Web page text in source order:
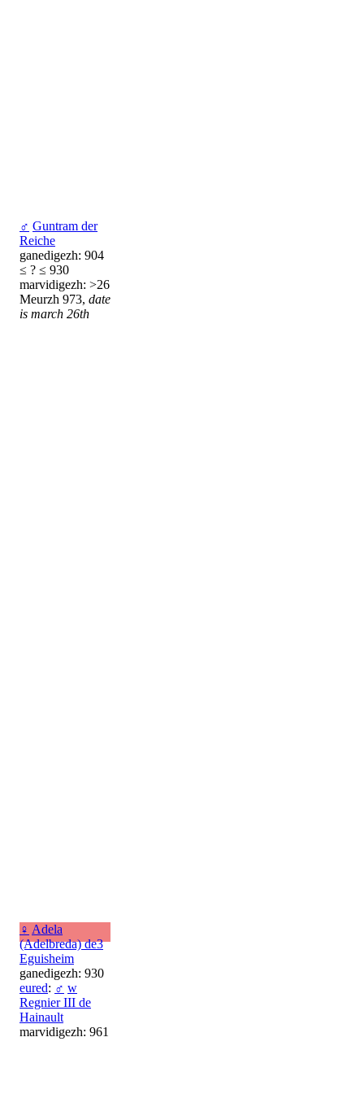
♂ Guntram der
Reiche
ganedigezh: 904
≤ ? ≤ 930
marvidigezh: >26
Meurzh 973, date
is march 26th
♀ Adela
(Adelbreda) de3
Eguisheim
ganedigezh: 930
eured: ♂ w
Regnier III de
Hainault
marvidigezh: 961